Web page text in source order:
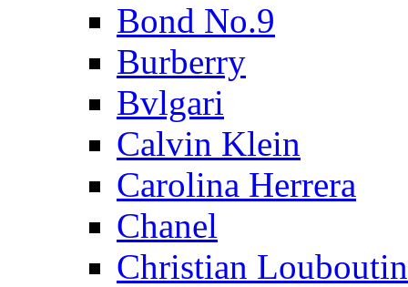
Bond No.9
Burberry
Bvlgari
Calvin Klein
Carolina Herrera
Chanel
Christian Louboutin